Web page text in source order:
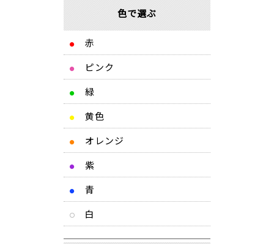
色で選ぶ
● 赤
● ピンク
● 緑
● 黄色
● オレンジ
● 紫
●
青
白